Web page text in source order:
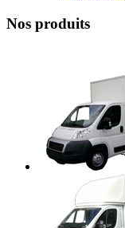
Nos produits